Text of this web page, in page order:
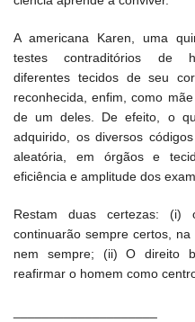
A americana Karen, uma
testes contraditórios de
diferentes tecidos de seu
reconhecida, enfim, como
de um deles. De efeito, o
adquirido, os diversos
aleatória, em órgãos e
eficiência e amplitude dos
Restam duas certezas: (i)
continuarão sempre certos,
nem sempre; (ii) O direito
reafirmar o homem como